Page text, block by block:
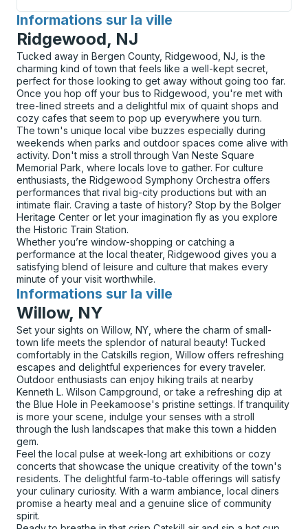
Informations sur la ville
pour
Ridgewood, NJ
Tucked away in Bergen County, Ridgewood, NJ, is the
charming kind of town that feels like a well-kept secret,
perfect for those looking to get away without going too far.
Once you hop off your bus to Ridgewood, you're met with
tree-lined streets and a delightful mix of quaint shops and
cozy cafes that seem to pop up everywhere you turn.
The town's unique local vibe buzzes especially during
weekends when parks and outdoor spaces come alive with
activity. Don't miss a stroll through Van Neste Square
Memorial Park, where locals love to gather. For culture
enthusiasts, the Ridgewood Symphony Orchestra offers
performances that rival big-city productions but with an
intimate flair. Craving a taste of history? Stop by the Bolger
Heritage Center or let your imagination fly as you explore
the Historic Train Station.
Whether you’re window-shopping or catching a
performance at the local theater, Ridgewood gives you a
satisfying blend of leisure and culture that makes every
minute of your visit worthwhile.
Informations sur la ville
pour
Willow, NY
Set your sights on Willow, NY, where the charm of small-
town life meets the splendor of natural beauty! Tucked
comfortably in the Catskills region, Willow offers refreshing
escapes and delightful experiences for every traveler.
Outdoor enthusiasts can enjoy hiking trails at nearby
Kenneth L. Wilson Campground, or take a refreshing dip at
the Blue Hole in Peekamoose's pristine settings. If tranquility
is more your scene, indulge your senses with a stroll
through the lush landscapes that make this town a hidden
gem.
Feel the local pulse at week-long art exhibitions or cozy
concerts that showcase the unique creativity of the town's
residents. The delightful farm-to-table offerings will satisfy
your culinary curiosity. With a warm ambiance, local diners
promise a hearty meal and a genuine slice of community
spirit.